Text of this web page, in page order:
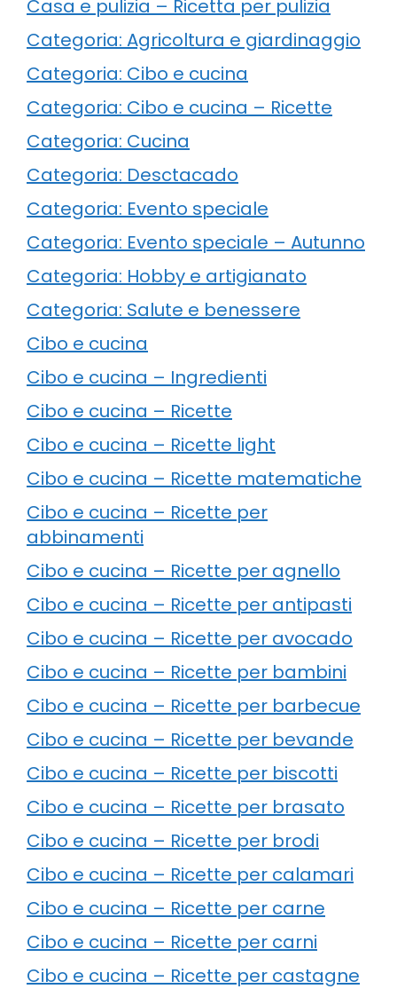
Casa e pulizia – Ricetta per pulizia
Categoria: Agricoltura e giardinaggio
Categoria: Cibo e cucina
Categoria: Cibo e cucina – Ricette
Categoria: Cucina
Categoria: Desctacado
Categoria: Evento speciale
Categoria: Evento speciale – Autunno
Categoria: Hobby e artigianato
Categoria: Salute e benessere
Cibo e cucina
Cibo e cucina – Ingredienti
Cibo e cucina – Ricette
Cibo e cucina – Ricette light
Cibo e cucina – Ricette matematiche
Cibo e cucina – Ricette per
abbinamenti
Cibo e cucina – Ricette per agnello
Cibo e cucina – Ricette per antipasti
Cibo e cucina – Ricette per avocado
Cibo e cucina – Ricette per bambini
Cibo e cucina – Ricette per barbecue
Cibo e cucina – Ricette per bevande
Cibo e cucina – Ricette per biscotti
Cibo e cucina – Ricette per brasato
Cibo e cucina – Ricette per brodi
Cibo e cucina – Ricette per calamari
Cibo e cucina – Ricette per carne
Cibo e cucina – Ricette per carni
Cibo e cucina – Ricette per castagne